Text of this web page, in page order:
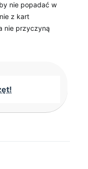
nie popadać w
z kart
nie przyczyną